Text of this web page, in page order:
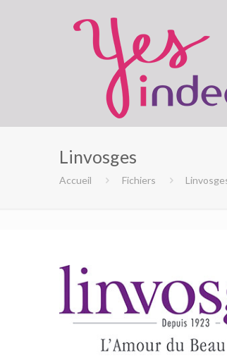
Linvosges
Accueil Fichiers